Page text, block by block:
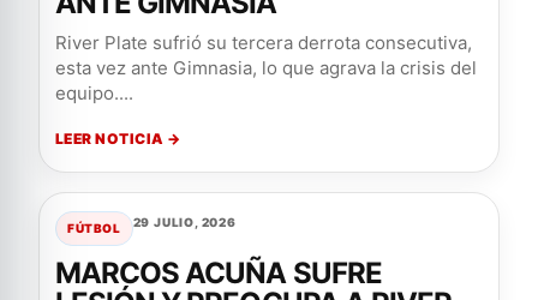
River Plate sufrió su tercera derrota consecutiva,
esta vez ante Gimnasia, lo que agrava la crisis del
equipo....
LEER NOTICIA →
FÚTBOL 29 JULIO, 2026
MARCOS ACUÑA SUFRE